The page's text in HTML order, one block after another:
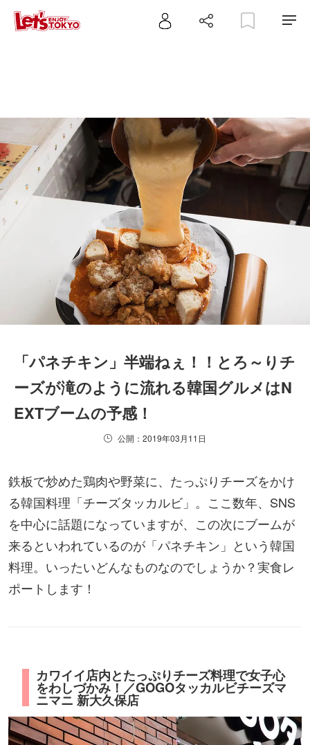
「パネチキン」半端ねぇ！！とろ～りチ
ーズが滝のように流れる韓国グルメはN
EXTブームの予感！
公開：2019年03月11日
鉄板で炒めた鶏肉や野菜に、たっぷりチーズをかけ
る韓国料理「チーズタッカルビ」。ここ数年、SNS
を中心に話題になっていますが、この次にブームが
来るといわれているのが「パネチキン」という韓国
料理。いったいどんなものなのでしょうか？実食レ
ポートします！
カワイイ店内とたっぷりチーズ料理で女子心
をわしづかみ！／GOGOタッカルビチーズマ
ニマニ 新大久保店